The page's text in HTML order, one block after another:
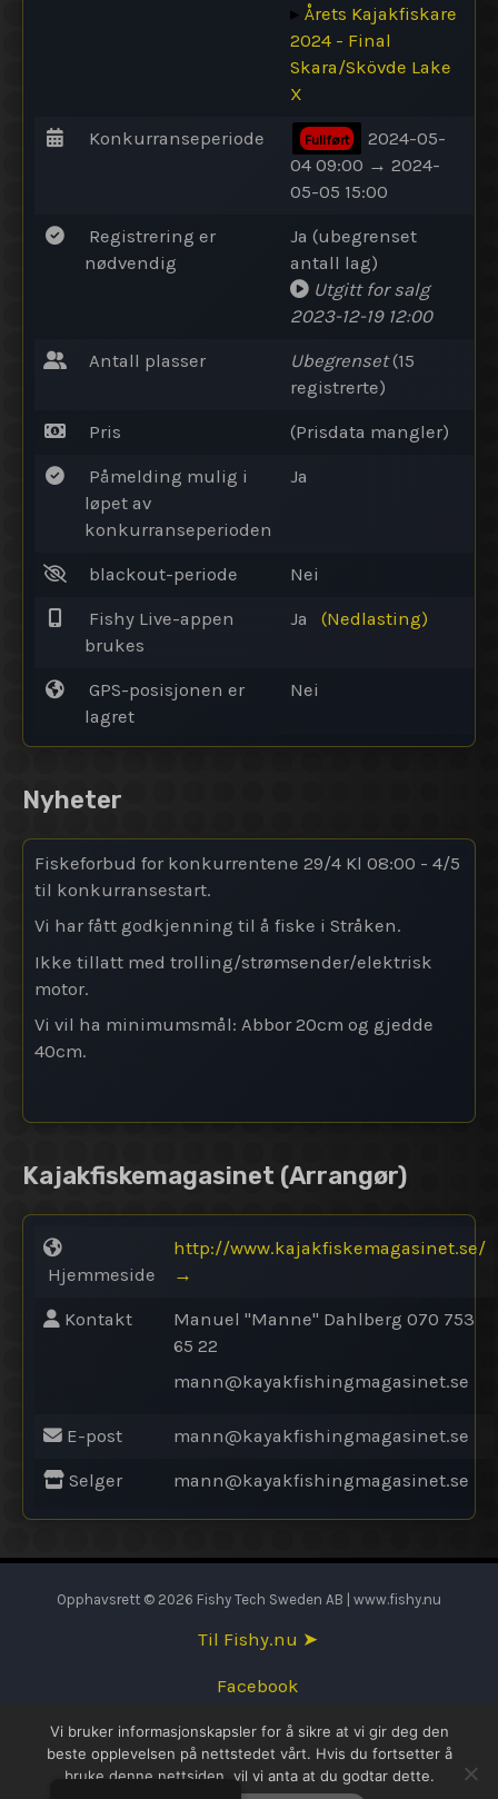
▸ Årets Kajakfiskare
2024 - Final
Skara/Skövde Lake
X
Konkurranseperiode Fullført
2024-05-
04 09:00 → 2024-
05-05 15:00
Registrering er
nødvendig
Ja (ubegrenset
antall lag)
Utgitt for salg
2023-12-19 12:00
Antall plasser Ubegrenset(15
registrerte)
Pris (Prisdata mangler)
Påmelding mulig i
løpet av
konkurranseperioden
Ja
blackout-periode Nei
Fishy Live-appen
brukes
Ja (Nedlasting)
GPS-posisjonen er
lagret
Nei
Nyheter
Fiskeforbud for konkurrentene 29/4 Kl 08:00 - 4/5
til konkurransestart.
Vi har fått godkjenning til å fiske i Stråken.
Ikke tillatt med trolling/strømsender/elektrisk
motor.
Vi vil ha minimumsmål: Abbor 20cm og gjedde
40cm.
Kajakfiskemagasinet (Arrangør)
Hjemmeside
http://www.kajakfiskemagasinet.se/
→
Kontakt
Manuel "Manne" Dahlberg 070 753
65 22
mann@kayakfishingmagasinet.se
E-post mann@kayakfishingmagasinet.se
Selger mann@kayakfishingmagasinet.se
Opphavsrett © 2026 Fishy Tech Sweden AB | www.fishy.nu
Til Fishy.nu ➤
Facebook
English
Svenska
Vi bruker informasjonskapsler for å sikre at vi gir deg den
beste opplevelsen på nettstedet vårt. Hvis du fortsetter å
bruke denne nettsiden, vil vi anta at du godtar dette.